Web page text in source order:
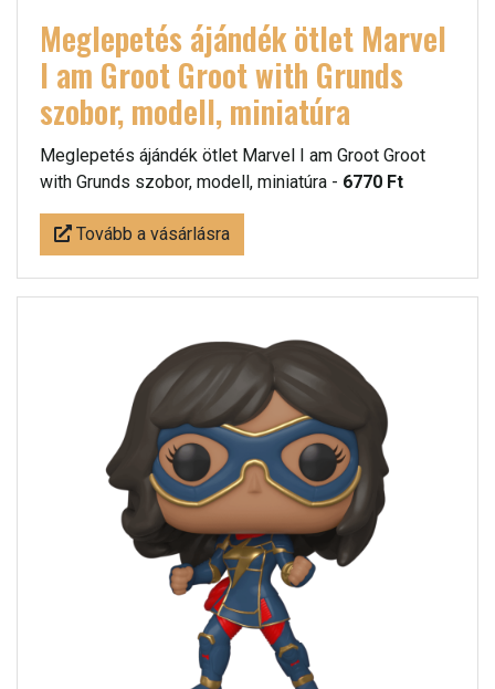
Meglepetés ájándék ötlet Marvel
I am Groot Groot with Grunds
szobor, modell, miniatúra
Meglepetés ájándék ötlet Marvel I am Groot Groot
with Grunds szobor, modell, miniatúra - 6770 Ft
Tovább a vásárlásra